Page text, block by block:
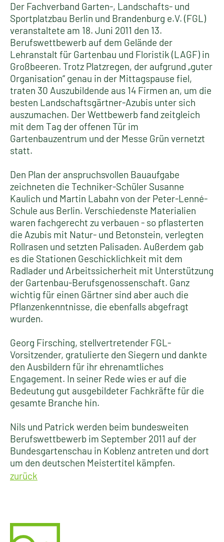
Der Fachverband Garten-, Landschafts- und
Sportplatzbau Berlin und Brandenburg e.V. (FGL)
veranstaltete am 18. Juni 2011 den 13.
Berufswettbewerb auf dem Gelände der
Lehranstalt für Gartenbau und Floristik (LAGF) in
Großbeeren. Trotz Platzregen, der aufgrund „guter
Organisation“ genau in der Mittagspause fiel,
traten 30 Auszubildende aus 14 Firmen an, um die
besten Landschaftsgärtner-Azubis unter sich
auszumachen. Der Wettbewerb fand zeitgleich
mit dem Tag der offenen Tür im
Gartenbauzentrum und der Messe Grün vernetzt
statt.
Den Plan der anspruchsvollen Bauaufgabe
zeichneten die Techniker-Schüler Susanne
Kaulich und Martin Labahn von der Peter-Lenné-
Schule aus Berlin. Verschiedenste Materialien
waren fachgerecht zu verbauen - so pflasterten
die Azubis mit Natur- und Betonstein, verlegten
Rollrasen und setzten Palisaden. Außerdem gab
es die Stationen Geschicklichkeit mit dem
Radlader und Arbeitssicherheit mit Unterstützung
der Gartenbau-Berufsgenossenschaft. Ganz
wichtig für einen Gärtner sind aber auch die
Pflanzenkenntnisse, die ebenfalls abgefragt
wurden.
Georg Firsching, stellvertretender FGL-
Vorsitzender, gratulierte den Siegern und dankte
den Ausbildern für ihr ehrenamtliches
Engagement. In seiner Rede wies er auf die
Bedeutung gut ausgebildeter Fachkräfte für die
gesamte Branche hin.
Nils und Patrick werden beim bundesweiten
Berufswettbewerb im September 2011 auf der
Bundesgartenschau in Koblenz antreten und dort
um den deutschen Meistertitel kämpfen.
zurück